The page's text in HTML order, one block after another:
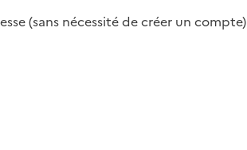
(sans nécessité de créer un compte)